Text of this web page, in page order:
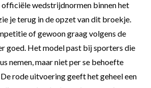
wedstrijdnormen binnen het
je terug in de opzet van dit broekje.
of gewoon graag volgens de
goed. Het model past bij sporters die
nemen, maar niet per se behoefte
rode uitvoering geeft het geheel een